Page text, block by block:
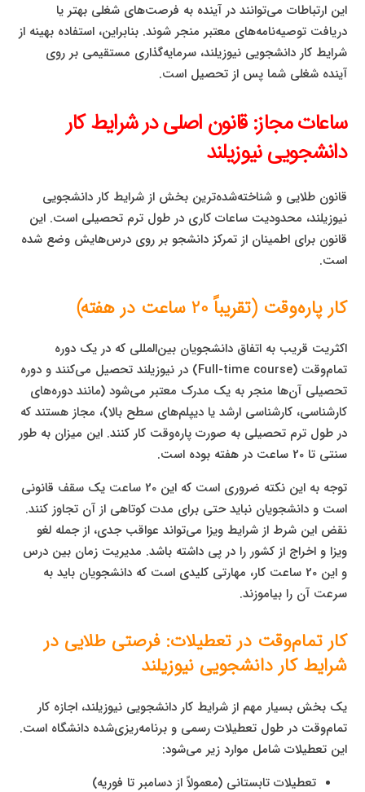
این ارتباطات می‌توانند در آینده به فرصت‌های شغلی بهتر یا
دریافت توصیه‌نامه‌های معتبر منجر شوند. بنابراین، استفاده بهینه از
شرایط کار دانشجویی نیوزیلند، سرمایه‌گذاری مستقیمی بر روی
آینده شغلی شما پس از تحصیل است.
ساعات مجاز: قانون اصلی در شرایط کار
دانشجویی نیوزیلند
قانون طلایی و شناخته‌شده‌ترین بخش از شرایط کار دانشجویی
نیوزیلند، محدودیت ساعات کاری در طول ترم تحصیلی است. این
قانون برای اطمینان از تمرکز دانشجو بر روی درس‌هایش وضع شده
است.
کار پاره‌وقت (تقریباً 20 ساعت در هفته)
اکثریت قریب به اتفاق دانشجویان بین‌المللی که در یک دوره
تمام‌وقت (Full-time course) در نیوزیلند تحصیل می‌کنند و دوره
تحصیلی آن‌ها منجر به یک مدرک معتبر می‌شود (مانند دوره‌های
کارشناسی، کارشناسی ارشد یا دیپلم‌های سطح بالا)، مجاز هستند که
در طول ترم تحصیلی به صورت پاره‌وقت کار کنند. این میزان به طور
سنتی تا 20 ساعت در هفته بوده است.
توجه به این نکته ضروری است که این 20 ساعت یک سقف قانونی
است و دانشجویان نباید حتی برای مدت کوتاهی از آن تجاوز کنند.
نقض این شرط از شرایط ویزا می‌تواند عواقب جدی، از جمله لغو
ویزا و اخراج از کشور را در پی داشته باشد. مدیریت زمان بین درس
و این 20 ساعت کار، مهارتی کلیدی است که دانشجویان باید به
سرعت آن را بیاموزند.
کار تمام‌وقت در تعطیلات: فرصتی طلایی در
شرایط کار دانشجویی نیوزیلند
یک بخش بسیار مهم از شرایط کار دانشجویی نیوزیلند، اجازه کار
تمام‌وقت در طول تعطیلات رسمی و برنامه‌ریزی‌شده دانشگاه است.
این تعطیلات شامل موارد زیر می‌شود:
تعطیلات تابستانی (معمولاً از دسامبر تا فوریه)